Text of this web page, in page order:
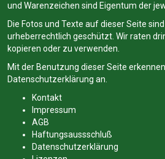
und Warenzeichen sind Eigentum der
Die Fotos und Texte auf dieser Seite
urheberrechtlich geschützt. Wir raten
kopieren oder zu verwenden.
Mit der Benutzung dieser Seite
Datenschutzerklärung an.
Kontakt
Impressum
AGB
Haftungsaussschluß
Datenschutzerklärung